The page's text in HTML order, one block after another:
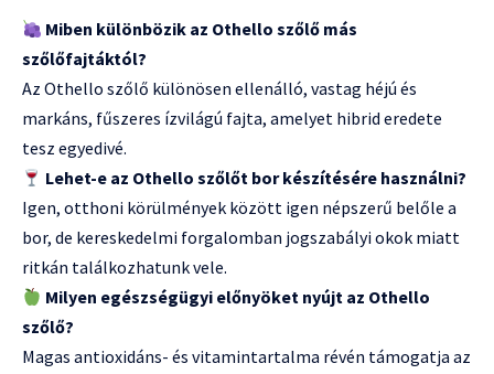
Miben különbözik az Othello szőlő más
szőlőfajtáktól?
Az Othello szőlő különösen ellenálló, vastag héjú és
markáns, fűszeres ízvilágú fajta, amelyet hibrid eredete
tesz egyedivé.
Lehet-e az Othello szőlőt bor készítésére használni?
Igen, otthoni körülmények között igen népszerű belőle a
bor, de kereskedelmi forgalomban jogszabályi okok miatt
ritkán találkozhatunk vele.
Milyen egészségügyi előnyöket nyújt az Othello
szőlő?
Magas antioxidáns- és vitamintartalma révén támogatja az